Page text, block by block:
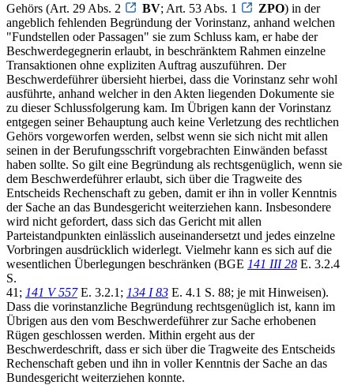
Gehörs (Art. 29 Abs. 2
BV; Art. 53 Abs. 1 ZPO) in der
angeblich fehlenden Begründung der Vorinstanz, anhand welchen
"Fundstellen oder Passagen" sie zum Schluss kam, er habe der
Beschwerdegegnerin erlaubt, in beschränktem Rahmen einzelne
Transaktionen ohne expliziten Auftrag auszuführen. Der
Beschwerdeführer übersieht hierbei, dass die Vorinstanz sehr wohl
ausführte, anhand welcher in den Akten liegenden Dokumente sie
zu dieser Schlussfolgerung kam. Im Übrigen kann der Vorinstanz
entgegen seiner Behauptung auch keine Verletzung des rechtlichen
Gehörs vorgeworfen werden, selbst wenn sie sich nicht mit allen
seinen in der Berufungsschrift vorgebrachten Einwänden befasst
haben sollte. So gilt eine Begründung als rechtsgenüglich, wenn sie
dem Beschwerdeführer erlaubt, sich über die Tragweite des
Entscheids Rechenschaft zu geben, damit er ihn in voller Kenntnis
der Sache an das Bundesgericht weiterziehen kann. Insbesondere
wird nicht gefordert, dass sich das Gericht mit allen
Parteistandpunkten einlässlich auseinandersetzt und jedes einzelne
Vorbringen ausdrücklich widerlegt. Vielmehr kann es sich auf die
wesentlichen Überlegungen beschränken (BGE 141 III 28 E. 3.2.4
S.
41; 141 V 557E. 3.2.1; 134 I 83 E. 4.1 S. 88; je mit Hinweisen).
Dass die vorinstanzliche Begründung rechtsgenüglich ist, kann im
Übrigen aus den vom Beschwerdeführer zur Sache erhobenen
Rügen geschlossen werden. Mithin ergeht aus der
Beschwerdeschrift, dass er sich über die Tragweite des Entscheids
Rechenschaft geben und ihn in voller Kenntnis der Sache an das
Bundesgericht weiterziehen konnte.